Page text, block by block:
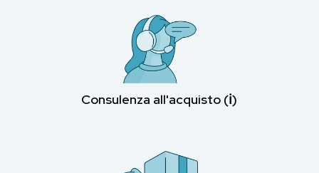
Consulenza all'acquisto (ℹ︎)